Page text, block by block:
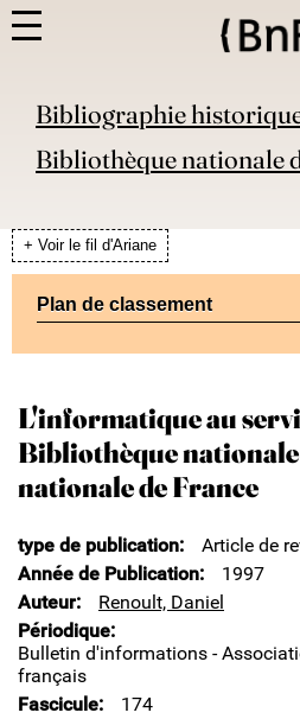
Bibliographie
Bibliothèque nationale
+ Voir le fil d'Ariane
Plan de classement
L'informatique au
Bibliothèque
nationale de France
type de publication
Article de
Année de Publication
1997
Auteur
Renoult, Daniel
Périodique
Bulletin d'informations -
français
Fascicule
174